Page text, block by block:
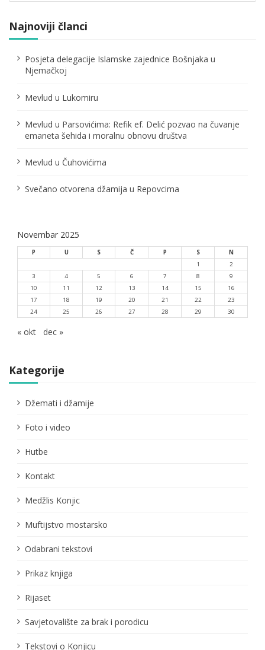
č
l
n
a
k
a
Najnoviji članci
Posjeta delegacije Islamske zajednice Bošnjaka u
Njemačkoj
Mevlud u Lukomiru
Mevlud u Parsovićima: Refik ef. Delić pozvao na čuvanje
emaneta šehida i moralnu obnovu društva
Mevlud u Čuhovićima
Svečano otvorena džamija u Repovcima
Novembar 2025
P U S Č P S
N
1
2
3
4 5 6 7 8
9
10
11 12 13 14 15
16
17
18 19 20 21 22
23
24
25 26 27 28 29 30
« okt dec »
Kategorije
Džemati i džamije
Foto i video
Hutbe
Kontakt
Medžlis Konjic
Muftijstvo mostarsko
Odabrani tekstovi
Prikaz knjiga
Rijaset
Savjetovalište za brak i porodicu
Tekstovi o Konjicu